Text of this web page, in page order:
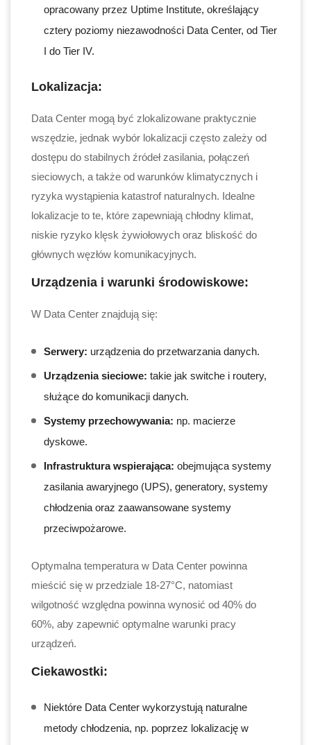
opracowany przez Uptime Institute, określający
cztery poziomy niezawodności Data Center, od Tier
I do Tier IV.
Lokalizacja:
Data Center mogą być zlokalizowane praktycznie
wszędzie, jednak wybór lokalizacji często zależy od
dostępu do stabilnych źródeł zasilania, połączeń
sieciowych, a także od warunków klimatycznych i
ryzyka wystąpienia katastrof naturalnych. Idealne
lokalizacje to te, które zapewniają chłodny klimat,
niskie ryzyko klęsk żywiołowych oraz bliskość do
głównych węzłów komunikacyjnych.
Urządzenia i warunki środowiskowe:
W Data Center znajdują się:
Serwery: urządzenia do przetwarzania danych.
Urządzenia sieciowe: takie jak switche i routery,
służące do komunikacji danych.
Systemy przechowywania: np. macierze
dyskowe.
Infrastruktura wspierająca: obejmująca systemy
zasilania awaryjnego (UPS), generatory, systemy
chłodzenia oraz zaawansowane systemy
przeciwpożarowe.
Optymalna temperatura w Data Center powinna
mieścić się w przedziale 18-27°C, natomiast
wilgotność względna powinna wynosić od 40% do
60%, aby zapewnić optymalne warunki pracy
urządzeń.
Ciekawostki:
Niektóre Data Center wykorzystują naturalne
metody chłodzenia, np. poprzez lokalizację w